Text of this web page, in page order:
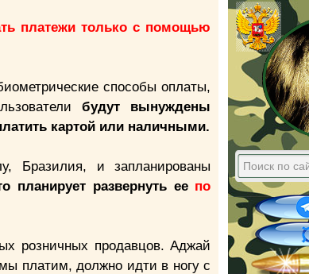
платежи только с помощью
способы оплаты,
будут вынуждены
картой или наличными.
Бразилия, и запланированы
планирует развернуть ее по
розничных продавцов. Аджай
платим, должно идти в ногу с